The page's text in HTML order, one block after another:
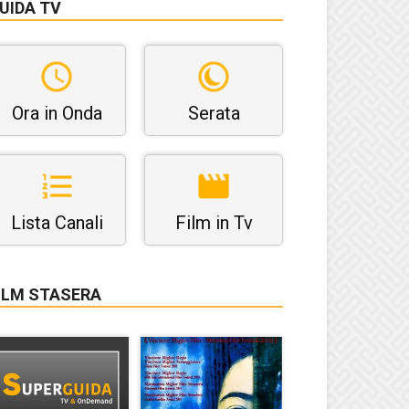
TV
Ora in Onda Serata
Lista Canali Film in Tv
STASERA